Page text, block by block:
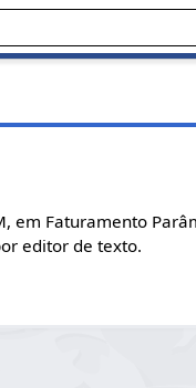
em Faturamento
editor de texto.